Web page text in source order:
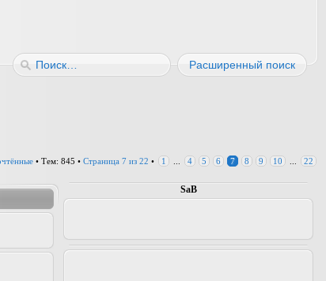
Расширенный поиск
• Тем: 845 • Страница 7 из 22 • 1 4 5 6 7 8 9 10 22
SaB